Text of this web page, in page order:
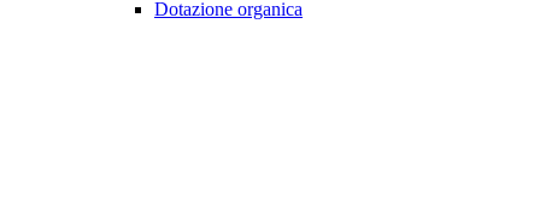
Dotazione organica